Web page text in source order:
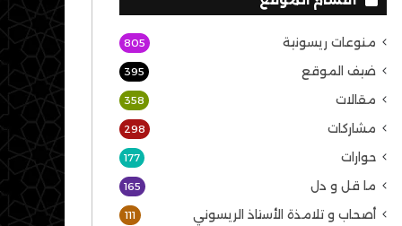
منوعات ريسونية 805
ضيف الموقع 395
مقالات 358
مشاركات 298
حوارات 177
ما قل و دل 165
أصحاب و تلامذة الأستاذ الريسوني 111